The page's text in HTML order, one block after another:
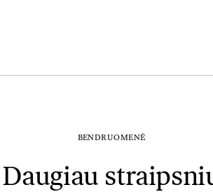
BENDRUOMENĖ
Daugiau